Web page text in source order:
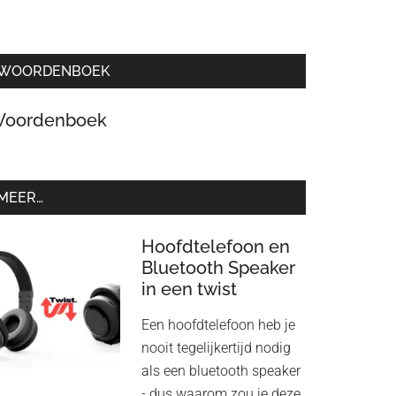
Hoofdtelefoon en
Bluetooth Speaker
in een twist
Een hoofdtelefoon heb je
nooit tegelijkertijd nodig
als een bluetooth speaker